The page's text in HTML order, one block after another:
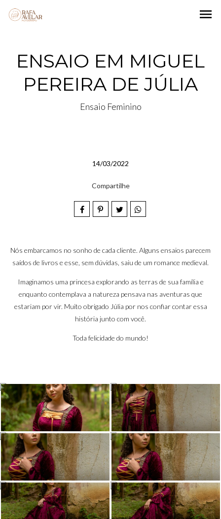
menu
ENSAIO EM MIGUEL
PEREIRA DE JÚLIA
Ensaio Feminino
14/03/2022
Compartilhe
Nós embarcamos no sonho de cada cliente. Alguns ensaios parecem
saídos de livros e esse, sem dúvidas, saiu de um romance medieval.
Imaginamos uma princesa explorando as terras de sua família e
enquanto contemplava a natureza pensava nas aventuras que
estariam por vir. Muito obrigado Júlia por nos confiar contar essa
história junto com você.
Toda felicidade do mundo!